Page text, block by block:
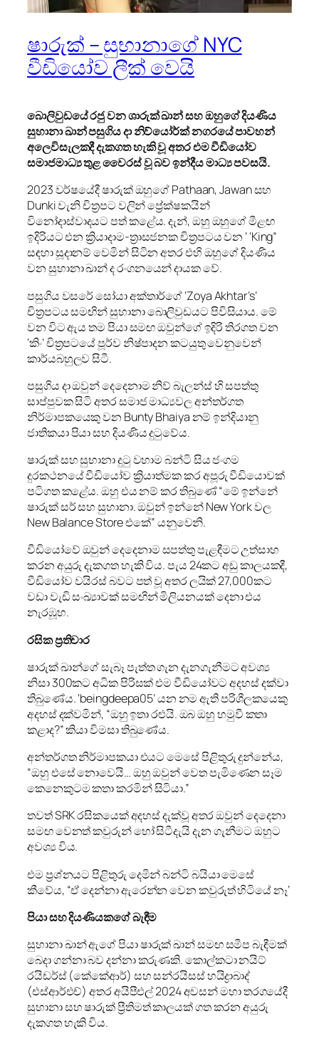
ෂාරුක් – සුභානාගේ NYC
වීඩියෝව ලීක් වෙයි
බොලිවුඩයේ රජු වන ශාරුක් ඛාන් සහ ඔහුගේ දියණිය
සුහානා ඛාන් පසුගිය දා නිව්යෝර්ක් නගරයේ පාවහන්
අලෙවිසැලකදී දැකගත හැකි වූ අතර එම වීඩියෝව
සමාජමාධ්‍ය තුළ වෛරස් වූ බව ඉන්දීය මාධ්‍ය පවසයි.
2023 වර්ෂයේදී ෂාරුක් ඔහුගේ Pathaan, Jawan සහ
Dunki වැනි චිත්‍රපට වලින් ප්‍රේක්ෂකයින්
විනෝදාස්වාදයට පත් කළේය. දැන්, ඔහු ඔහුගේ මීළඟ
ඉදිරියට එන ක්‍රියාදාම-ත්‍රාසජනක චිත්‍රපටය වන ‘ ‘King”
සඳහා සූදානම් වෙමින් සිටින අතර එහි ඔහුගේ දියණිය
වන සුහානා ඛාන් ද රංගනයෙන් දායක වේ.
පසුගිය වසරේ සෝයා අක්තාර්ගේ ‘Zoya Akhtar’s’
චිත්‍රපටය සමඟින් සුහානා බොලිවුඩයට පිවිසියාය. මේ
වන විට ඇය තම පියා සමඟ ඔවුන්ගේ ඉදිරි තිරගත වන
‘කිං’ චිත්‍රපටයේ පූර්ව නිෂ්පාදන කටයුතු වෙනුවෙන්
කාර්යබහුලව සිටී.
පසුගිය දා ඔවුන් දෙදෙනාම නිව් බැලන්ස් හි සපත්තු
සාප්පුවක සිටි අතර සමාජ මාධ්‍යවල අන්තර්ගත
නිර්මාපකයෙකු වන Bunty Bhaiya නම් ඉන්දියානු
ජාතිකයා පියා සහ දියණිය දුටුවේය.
ෂාරුක් සහ සුභානා දුටු වහාම බන්ටි සිය ජංගම
දුරකථනයේ වීඩියෝව ක්‍රියාත්මක කර අපූරු වීඩියොවක්
පටිගත කළේය. ඔහු එය නම් කර තිබුණේ “මේ ඉන්නේ
ෂාරුක් සර් සහ සුහානා. ඔවුන් ඉන්නේ New York වල
New Balance Store එකේ” යනුවෙනි.
වීඩියෝවේ ඔවුන් දෙදෙනාම සපත්තු පැළඳීමට උත්සාහ
කරන අයුරු දැකගත හැකි විය. පැය 24කට අඩු කාලයකදී,
වීඩියෝව වයිරස් බවට පත් වූ අතර ලයික් 27,000කට
වඩා වැඩි සංඛ්‍යාවක් සමඟින් මිලියනයක් දෙනා එය
නැරඹූහ.
රසික ප්‍රතිචාර
ෂාරුක් ඛාන්ගේ සැබෑ පැත්ත ගැන දැනගැනීමට අවශ්‍ය
නිසා 300කට අධික පිරිසක් එම වීඩියෝවට අදහස් දක්වා
තිබුණේය. ‘beingdeepa05’ යන නම ඇති පරිශීලකයෙකු
අදහස් දක්වමින්, “ඔහු ඉතා රළුයි. ඔබ ඔහු හමුවී කතා
කළාද?” කියා විමසා තිබුණේය.
අන්තර්ගත නිර්මාපකයා එයට මෙසේ පිළිතුරු දුන්නේය,
“ඔහු එසේ නොවෙයි… ඔහු ඔවුන් වෙත පැමිණෙන සෑම
කෙනෙකුටම කතා කරමින් සිටියා.”
තවත් SRK රසිකයෙක් අදහස් දැක්වූ අතර ඔවුන් දෙදෙනා
සමඟ වෙනත් කවුරුන් හෝ සිටීදැයි දැන ගැනීමට ඔහුට
අවශ්‍ය විය.
එම ප්‍රශ්නයට පිළිතුරු දෙමින් බන්ටි බයියා මෙසේ
කීවේය, “ඒ දෙන්නා ඇරෙන්න වෙන කවුරුත් හිටියේ නෑ‘
පියා සහ දියණියකගේ බැඳීම
සුහානා ඛාන් ඇගේ පියා ෂාරුක් ඛාන් සමඟ සමීප බැඳීමක්
බෙදා ගන්නා බව දන්නා කරුණකි. කොල්කටා නයිට්
රයිඩර්ස් (කේකේආර්) සහ සන්රයිසස් හයිද්‍රාබාද්
(එස්ආර්එච්) අතර අයිපීඑල් 2024 අවසන් මහා තරගයේදී
සුහානා සහ ෂාරුක් ප්‍රීතිමත් කාලයක් ගත කරන අයුරු
දැකගත හැකි විය.